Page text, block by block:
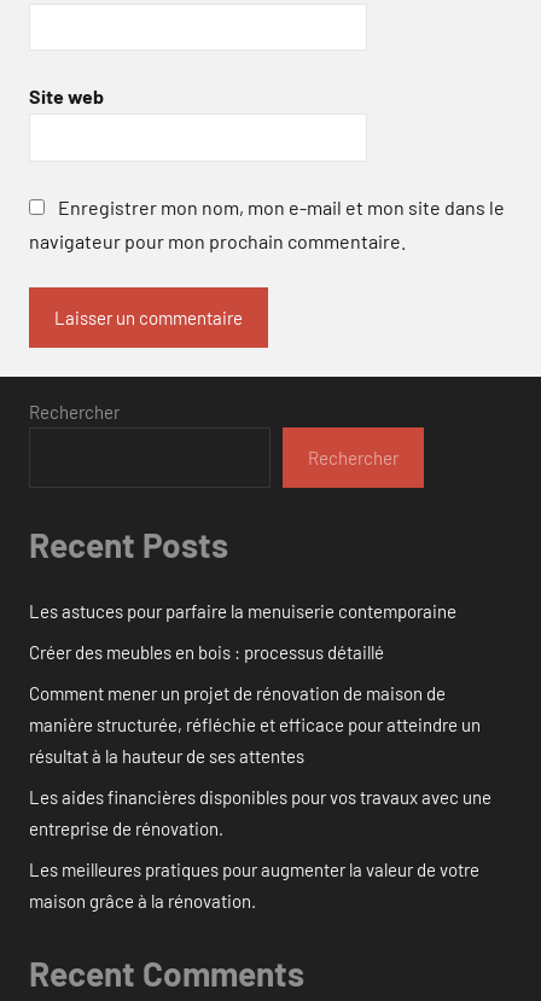
Site web
Enregistrer mon nom, mon e-mail et mon site dans le
navigateur pour mon prochain commentaire.
Rechercher
Rechercher
Recent Posts
Les astuces pour parfaire la menuiserie contemporaine
Créer des meubles en bois : processus détaillé
Comment mener un projet de rénovation de maison de
manière structurée, réfléchie et efficace pour atteindre un
résultat à la hauteur de ses attentes
Les aides financières disponibles pour vos travaux avec une
entreprise de rénovation.
Les meilleures pratiques pour augmenter la valeur de votre
maison grâce à la rénovation.
Recent Comments